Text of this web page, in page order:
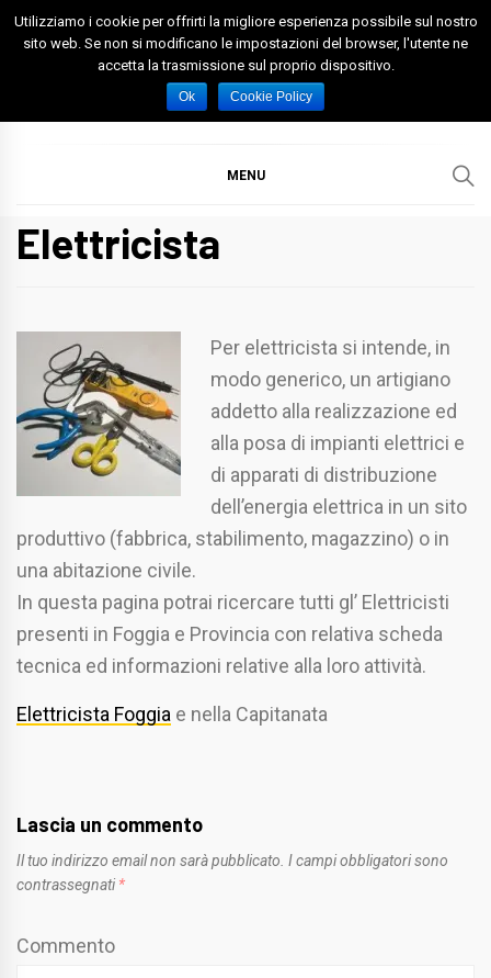
Skip
Spazio Foggia
Foggia News Calcio Eventi e Attività nella Capitanata
MENU
Elettricista
Per elettricista si intende, in
modo generico, un artigiano
addetto alla realizzazione ed
alla posa di impianti elettrici e
di apparati di distribuzione
dell’energia elettrica in un sito
produttivo (fabbrica, stabilimento, magazzino) o in
una abitazione civile.
In questa pagina potrai ricercare tutti gl’ Elettricisti
presenti in Foggia e Provincia con relativa scheda
tecnica ed informazioni relative alla loro attività.
Elettricista Foggia e nella Capitanata
Lascia un commento
Il tuo indirizzo email non sarà pubblicato. I campi obbligatori sono
contrassegnati *
Commento
Utilizziamo i cookie per offrirti la migliore esperienza possibile sul nostro
sito web. Se non si modificano le impostazioni del browser, l'utente ne
accetta la trasmissione sul proprio dispositivo.
Ok Cookie Policy